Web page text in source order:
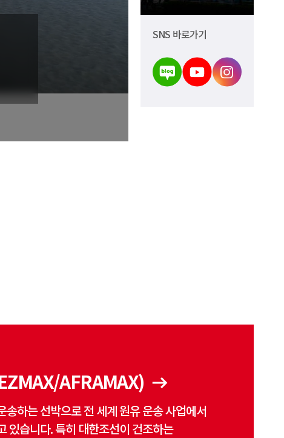
2024년 경력사원 상시 채용
SNS 바로가기
AFRAMAX)
송하는 선박으로 전 세계 원유 운송 사업에서
있습니다. 특히 대한조선이 건조하는